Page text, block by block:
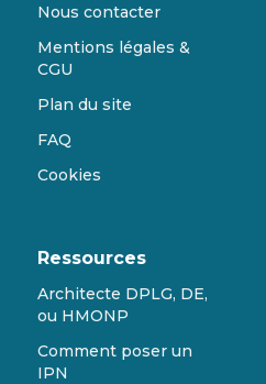
Nous contacter
Mentions légales &
CGU
Plan du site
FAQ
Cookies
Ressources
Architecte DPLG, DE,
ou HMONP
Comment poser un
IPN